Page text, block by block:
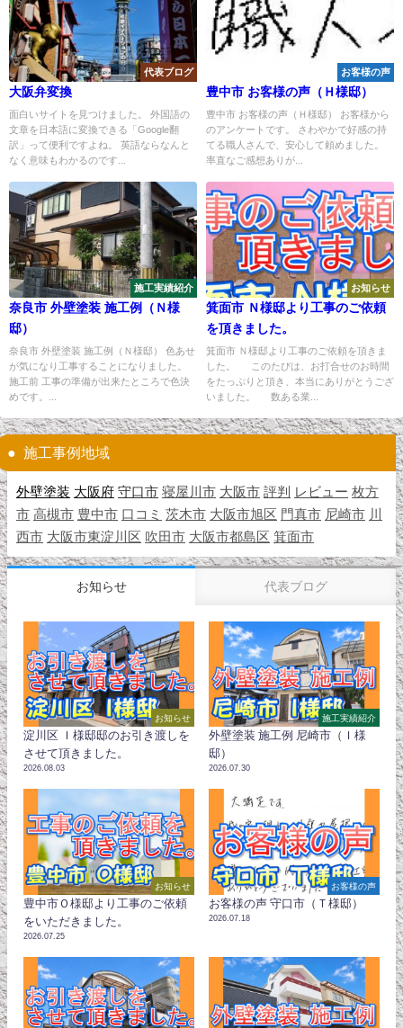
代表ブログ
大阪弁変換
面白いサイトを見つけました。 外国語の
文章を日本語に変換できる「Google翻
訳」って便利ですよね。 英語ならなんと
なく意味もわかるのです...
お客様の声
豊中市 お客様の声（Ｈ様邸）
豊中市 お客様の声（Ｈ様邸） お客様から
のアンケートです。 さわやかで好感の持
てる職人さんで、安心して頼めました。
率直なご感想ありが...
施工実績紹介
奈良市 外壁塗装 施工例（Ｎ様
邸）
奈良市 外壁塗装 施工例（Ｎ様邸） 色あせ
が気になり工事することになりました。
施工前 工事の準備が出来たところで色決
めです。...
お知らせ
箕面市 Ｎ様邸より工事のご依頼
を頂きました。
箕面市 Ｎ様邸より工事のご依頼を頂きま
した。 このたびは、お打合せのお時間
をたっぷりと頂き、本当にありがとうござ
いました。 数ある業...
施工事例地域
外壁塗装 大阪府 守口市 寝屋川市 大阪市 評判 レビュー 枚方
市 高槻市 豊中市 口コミ 茨木市 大阪市旭区 門真市 尼崎市 川
西市 大阪市東淀川区 吹田市 大阪市都島区 箕面市
お知らせ 代表ブログ
お知らせ
淀川区 Ｉ様邸邸のお引き渡しを
させて頂きました。
2026.08.03
施工実績紹介
外壁塗装 施工例 尼崎市（Ｉ様
邸）
2026.07.30
お知らせ
豊中市Ｏ様邸より工事のご依頼
をいただきました。
2026.07.25
お客様の声
お客様の声 守口市（Ｔ様邸）
2026.07.18